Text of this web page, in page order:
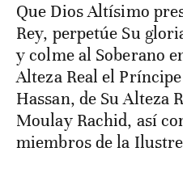
Que Dios Altísimo
Rey, perpetúe Su
y colme al Soberano
Alteza Real el
Hassan, de Su Alteza
Moulay Rachid, así
miembros de la